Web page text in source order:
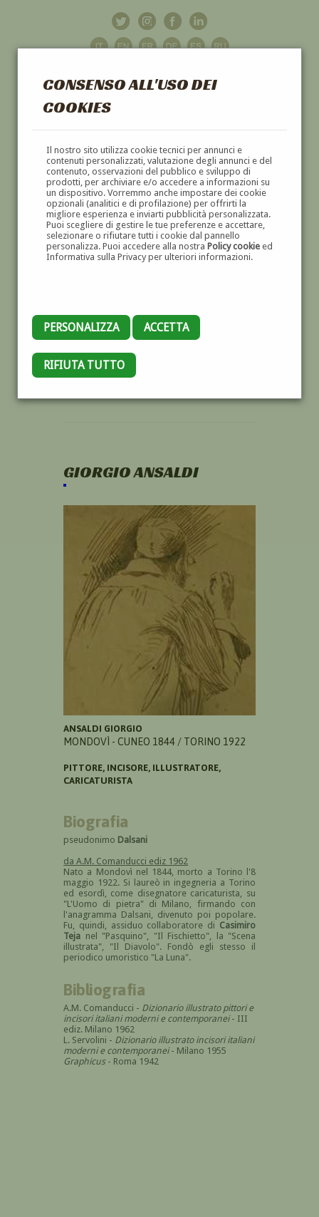
CONSENSO ALL'USO DEI
COOKIES
Il nostro sito utilizza cookie tecnici per annunci e
contenuti personalizzati, valutazione degli annunci e del
contenuto, osservazioni del pubblico e sviluppo di
prodotti, per archiviare e/o accedere a informazioni su
un dispositivo. Vorremmo anche impostare dei cookie
opzionali (analitici e di profilazione) per offrirti la
migliore esperienza e inviarti pubblicità personalizzata.
Puoi scegliere di gestire le tue preferenze e accettare,
selezionare o rifiutare tutti i cookie dal pannello
personalizza. Puoi accedere alla nostra Policy cookieed
Informativa sulla Privacy per ulteriori informazioni.
PERSONALIZZA ACCETTA
RIFIUTA TUTTO
GALLERIAD'ARTE
DIPINTI E SCULTURE '800 E '900
GIORGIO ANSALDI
ANSALDI GIORGIO
MONDOVÌ - CUNEO 1844 / TORINO 1922
PITTORE, INCISORE, ILLUSTRATORE,
CARICATURISTA
Biografia
pseudonimo Dalsani
da A.M. Comanducci ediz 1962
Nato a Mondovì nel 1844, morto a Torino l'8
maggio 1922. Si laureò in ingegneria a Torino
ed esordì, come disegnatore caricaturista, su
"L'Uomo di pietra" di Milano, firmando con
l'anagramma Dalsani, divenuto poi popolare.
Fu, quindi, assiduo collaboratore di Casimiro
Teja nel "Pasquino", "Il Fischietto", la "Scena
illustrata", "Il Diavolo". Fondò egli stesso il
periodico umoristico "La Luna".
Bibliografia
A.M. Comanducci - Dizionario illustrato pittori e
incisori italiani moderni e contemporanei- III
ediz. Milano 1962
L. Servolini - Dizionario illustrato incisori italiani
moderni e contemporanei- Milano 1955
Graphicus- Roma 1942